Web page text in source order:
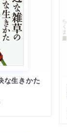
な生きかた
ちくま新書